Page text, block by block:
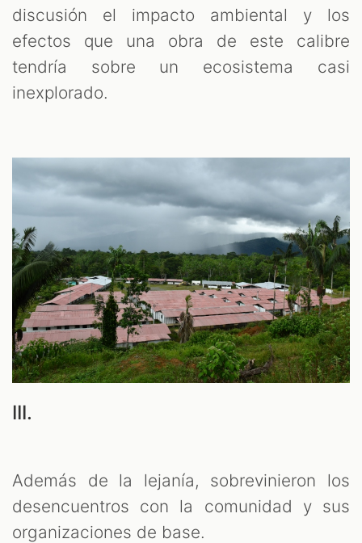
discusión el impacto ambiental y los
efectos que una obra de este calibre
tendría sobre un ecosistema casi
inexplorado.
III.
Además de la lejanía, sobrevinieron los
desencuentros con la comunidad y sus
organizaciones de base.